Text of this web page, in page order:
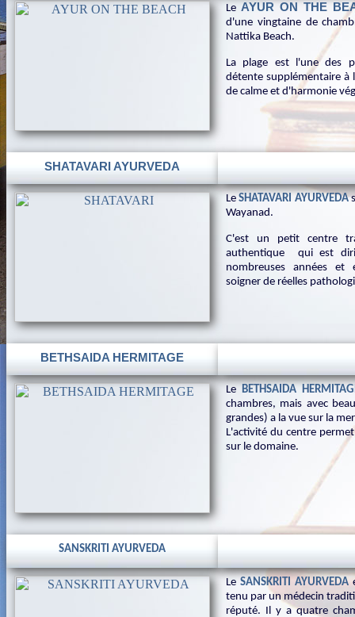
Le AYUR ON THE
d'une vingtaine de
Nattika Beach.
La plage est l'une des
détente supplémentaire à
de calme et d'harmonie
SHATAVARI AYURVEDA
LeSHATAVARI AYURVEDA
Wayanad.
C'est un petit centre
authentique qui est
nombreuses années
soigner de réelles
BETHSAIDA HERMITAGE
Le BETHSAIDA
chambres, mais avec
grandes) a la vue sur la
L'activité du centre
sur le domaine.
SANSKRITI AYURVEDA
Le SANSKRITI AYURVEDA
tenu par un médecin
réputé. Il y a quatre